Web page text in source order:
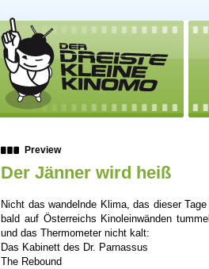
Preview
Der Jänner wird heiß
Nicht das wandelnde Klima, das dieser
bald auf Österreichs Kinoleinwänden
und das Thermometer nicht kalt:
Das Kabinett des Dr. Parnassus
The Rebound